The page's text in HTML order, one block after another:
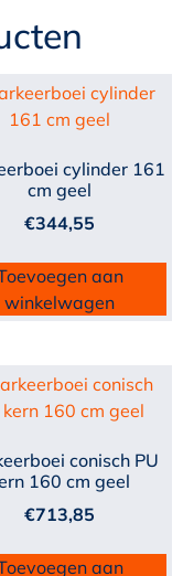
cylinder 161
cm geel
€344,55
aan
winkelwagen
conisch PU
160 cm geel
€713,85
aan